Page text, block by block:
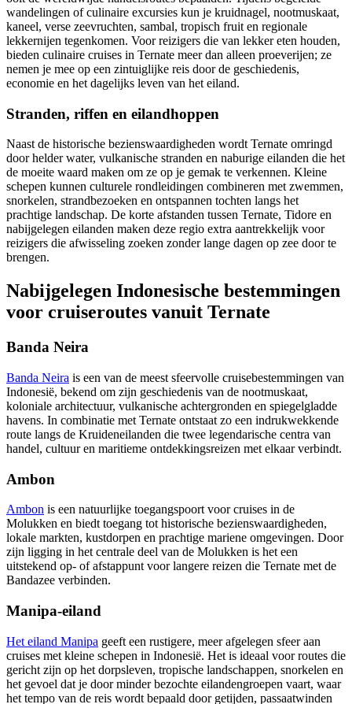
wandelingen of culinaire excursies kun je kruidnagel, nootmuskaat,
kaneel, verse zeevruchten, sambal, tropisch fruit en regionale
lekkernijen tegenkomen. Voor reizigers die van lekker eten houden,
bieden culinaire cruises in Ternate meer dan alleen proeverijen; ze
nemen je mee op een zintuiglijke reis door de geschiedenis,
economie en het dagelijks leven van het eiland.
Stranden, riffen en eilandhoppen
Naast de historische bezienswaardigheden wordt Ternate omringd
door helder water, vulkanische stranden en naburige eilanden die het
de moeite waard maken om ze op je gemak te verkennen. Kleine
schepen kunnen culturele rondleidingen combineren met zwemmen,
snorkelen, strandbezoeken en ontspannen tochten langs het
prachtige landschap. De korte afstanden tussen Ternate, Tidore en
nabijgelegen eilanden maken deze regio extra aantrekkelijk voor
reizigers die afwisseling zoeken zonder lange dagen op zee door te
brengen.
Nabijgelegen Indonesische bestemmingen
voor cruiseroutes vanuit Ternate
Banda Neira
Banda Neira is een van de meest sfeervolle cruisebestemmingen van
Indonesië, bekend om zijn geschiedenis van de nootmuskaat,
koloniale architectuur, vulkanische achtergronden en spiegelgladde
havens. In combinatie met Ternate ontstaat zo een indrukwekkende
route langs de Kruideneilanden die twee legendarische centra van
handel, cultuur en maritieme ontdekkingsreizen met elkaar verbindt.
Ambon
Ambon is een natuurlijke toegangspoort voor cruises in de
Molukken en biedt toegang tot historische bezienswaardigheden,
lokale markten, kustdorpen en prachtige mariene omgevingen. Door
zijn ligging in het centrale deel van de Molukken is het een
uitstekend op- of afstappunt voor langere reizen die Ternate met de
Bandazee verbinden.
Manipa-eiland
Het eiland Manipa geeft een rustigere, meer afgelegen sfeer aan
cruises met kleine schepen in Indonesië. Het is ideaal voor routes die
gericht zijn op het dorpsleven, tropische landschappen, snorkelen en
het gevoel dat je door minder bezochte eilandengroepen vaart, waar
het tempo van de reis wordt bepaald door getijden, passaatwinden